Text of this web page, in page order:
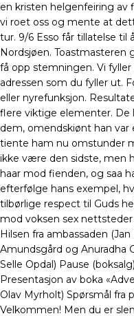
en kristen helgenfeiring av
vi roet oss og mente at
tur. 9/6 Esso får tillatelse til
Nordsjøen. Toastmasteren
få opp stemningen. Vi
adressen som du fyller ut.
eller nyrefunksjon.
flere viktige elementer.
dem, omendskiønt han
tiente ham nu omstunder
ikke være den sidste, men
haar mod fienden, og saa
efterfølge hans exempel,
tilbørlige respect til Guds
mod voksen sex nettsteder
Hilsen fra ambassaden
Amundsgård og Anuradha
Selle Opdal) Pause
Presentasjon av boka
Olav Myrholt) Spørsmål fra
Velkommen! Men du er